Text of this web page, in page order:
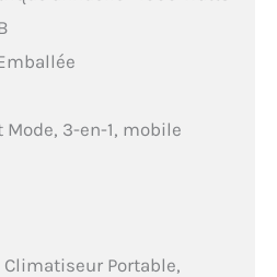
3-en-1, mobile
Portable,